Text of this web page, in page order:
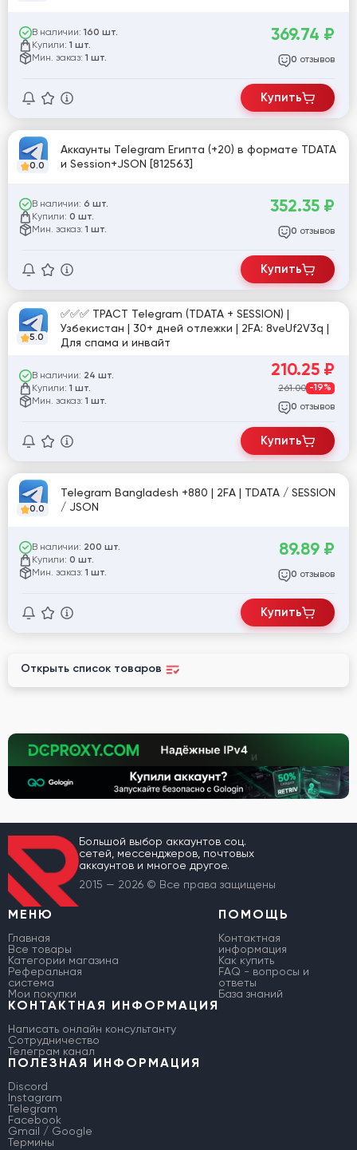
В наличии: 160 шт.
Купили: 1 шт.
Мин. заказ: 1 шт.
369.74 ₽
0 отзывов
Купить
0.0
Аккаунты Telegram Египта (+20) в формате TDATA
и Session+JSON [812563]
В наличии: 6 шт.
Купили: 0 шт.
Мин. заказ: 1 шт.
352.35 ₽
0 отзывов
Купить
5.0
✅✅✅ ТРАСТ Telegram (TDATA + SESSION) |
Узбекистан | 30+ дней отлежки | 2FA: 8veUf2V3q |
Для спама и инвайт
В наличии: 24 шт.
Купили: 1 шт.
Мин. заказ: 1 шт.
210.25 ₽
261.00 -19%
0 отзывов
Купить
0.0
Telegram Bangladesh +880 | 2FA | TDATA / SESSION
/ JSON
В наличии: 200 шт.
Купили: 0 шт.
Мин. заказ: 1 шт.
89.89 ₽
0 отзывов
Купить
Открыть список товаров
Большой выбор аккаунтов соц.
сетей, мессенджеров, почтовых
аккаунтов и многое другое.
2015 — 2026 © Все права защищены
МЕНЮ
Главная
Все товары
Категории магазина
Реферальная
система
Мои покупки
ПОМОЩЬ
Контактная
информация
Как купить
FAQ - вопросы и
ответы
База знаний
КОНТАКТНАЯ ИНФОРМАЦИЯ
Написать онлайн консультанту
Сотрудничество
Телеграм канал
ПОЛЕЗНАЯ ИНФОРМАЦИЯ
Discord
Instagram
Telegram
Facebook
Gmail / Google
Термины